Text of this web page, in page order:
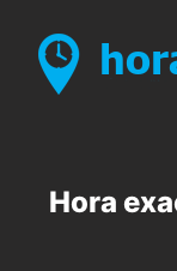
Hora